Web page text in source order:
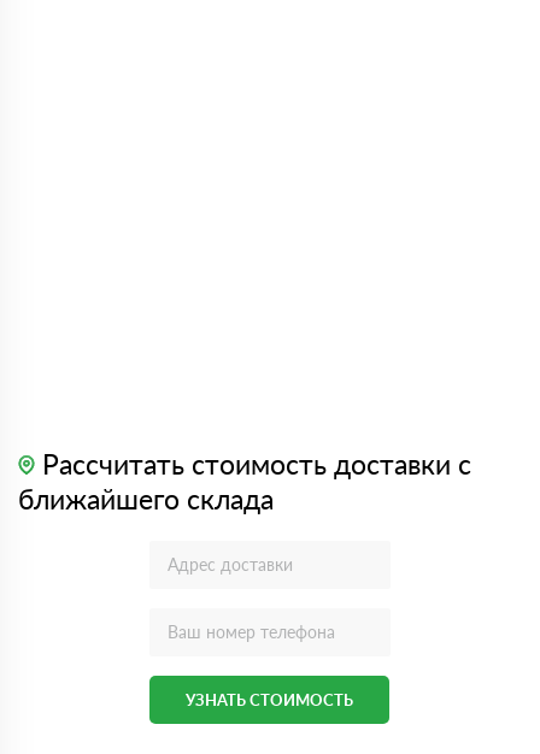
Рассчитать стоимость доставки с
ближайшего склада
УЗНАТЬ СТОИМОСТЬ